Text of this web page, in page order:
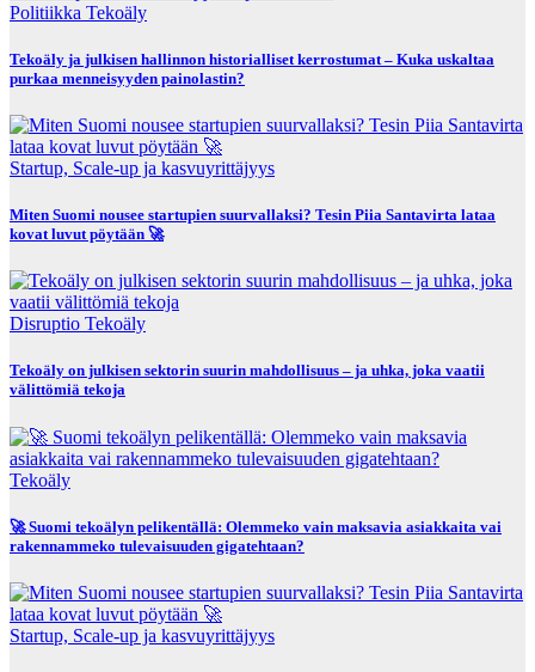
Politiikka Tekoäly
Tekoäly ja julkisen hallinnon historialliset kerrostumat – Kuka uskaltaa
purkaa menneisyyden painolastin?
Startup, Scale-up ja kasvuyrittäjyys
Miten Suomi nousee startupien suurvallaksi? Tesin Piia Santavirta lataa
kovat luvut pöytään 🚀
Disruptio Tekoäly
Tekoäly on julkisen sektorin suurin mahdollisuus – ja uhka, joka vaatii
välittömiä tekoja
Tekoäly
🚀 Suomi tekoälyn pelikentällä: Olemmeko vain maksavia asiakkaita vai
rakennammeko tulevaisuuden gigatehtaan?
Startup, Scale-up ja kasvuyrittäjyys